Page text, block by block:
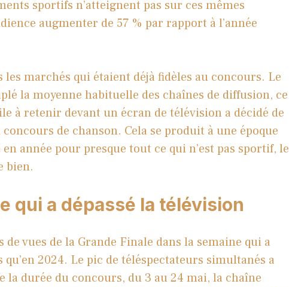
sportifs n’atteignent pas sur ces mêmes
augmenter de 57 % par rapport à l’année
les marchés qui étaient déjà fidèles au concours. Le
la moyenne habituelle des chaînes de diffusion, ce
à retenir devant un écran de télévision a décidé de
de chanson. Cela se produit à une époque
année pour presque tout ce qui n’est pas sportif, le
bien.
qui a dépassé la télévision
vues de la Grande Finale dans la semaine qui a
2024. Le pic de téléspectateurs simultanés a
durée du concours, du 3 au 24 mai, la chaîne